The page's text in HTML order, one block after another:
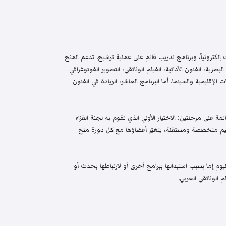
وبرنامج تدريب قائم على عملية ترشيح. تدعم المنح
الفنون الأدائية، الفيلم الوثائقي، التصوير الفوتوغرافي
والسينما. أما البرنامج العاشر، الريادة في الفنون
قائمة على مرحلتين: الاختيار الأولي الذي تقوم به لجنة القرّاء
متخصصة ومستقلة، يتغيّر أعضاؤها مع كل دورة منح
إما بسبب استبدالها ببرامج أخرى أو لارتباطها بحدث أو
الوثائقي العربي.